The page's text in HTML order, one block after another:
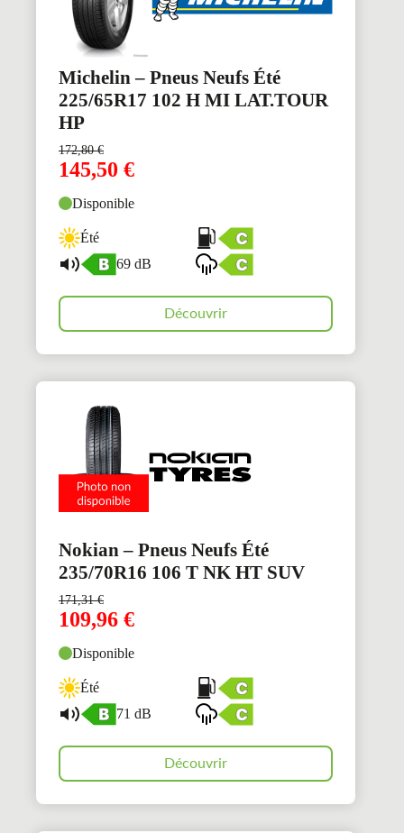
Michelin – Pneus Neufs Été
225/65R17 102 H MI LAT.TOUR
HP
172,80€
145,50 €
Disponible
Été
69 dB
Découvrir
Nokian – Pneus Neufs Été
235/70R16 106 T NK HT SUV
171,31€
109,96 €
Disponible
Été
71 dB
Découvrir